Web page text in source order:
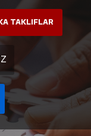
TAKLIFLAR